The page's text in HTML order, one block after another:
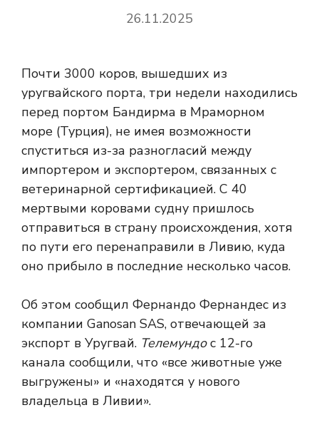
26.11.2025
Почти 3000 коров, вышедших из
уругвайского порта, три недели находились
перед портом Бандирма в Мраморном
море (Турция), не имея возможности
спуститься из-за разногласий между
импортером и экспортером, связанных с
ветеринарной сертификацией. С 40
мертвыми коровами судну пришлось
отправиться в страну происхождения, хотя
по пути его перенаправили в Ливию, куда
оно прибыло в последние несколько часов.
Об этом сообщил Фернандо Фернандес из
компании Ganosan SAS, отвечающей за
экспорт в Уругвай. Телемундос 12-го
канала сообщили, что «все животные уже
выгружены» и «находятся у нового
владельца в Ливии».